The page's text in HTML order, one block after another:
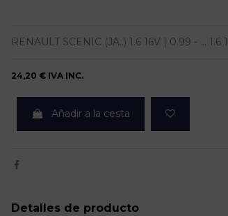
RENAULT SCENIC (JA..) 1.6 16V | 0.99 - ... 1.6
24,20 € IVA INC.
Añadir a la cesta
Detalles de producto